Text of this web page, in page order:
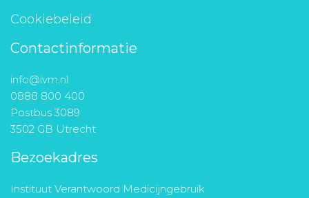
Cookiebeleid
Contactinformatie
info@ivm.nl
0888 800 400
Postbus 3089
3502 GB Utrecht
Bezoekadres
Instituut Verantwoord Medicijngebruik